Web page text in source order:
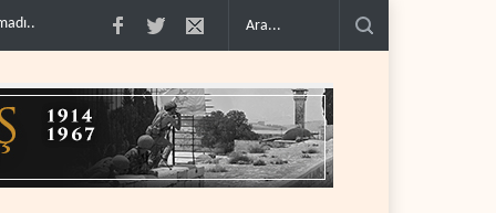
doğru.. Çin'in petrol ithalatı on yıllık dipten sonra yükseldi..